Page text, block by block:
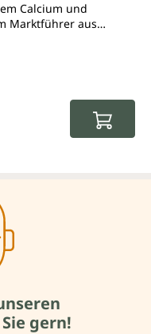
Calcium und
Marktführer aus
gern!